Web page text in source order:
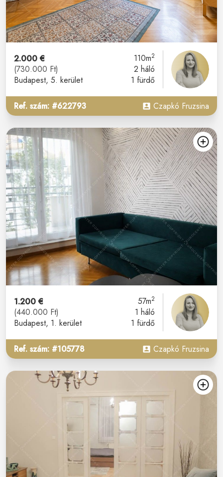
2.000 €
(730.000 Ft)
Budapest, 5. kerület
110m2
2 háló
1 fürdő
Ref. szám: #622793 Czapkó Fruzsina
1.200 €
(440.000 Ft)
Budapest, 1. kerület
57m2
1 háló
1 fürdő
Ref. szám: #105778 Czapkó Fruzsina